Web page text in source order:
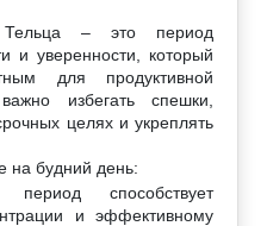
– это период
и уверенности, который
для продуктивной
избегать спешки,
целях и укреплять
на будний день:
способствует
и эффективному